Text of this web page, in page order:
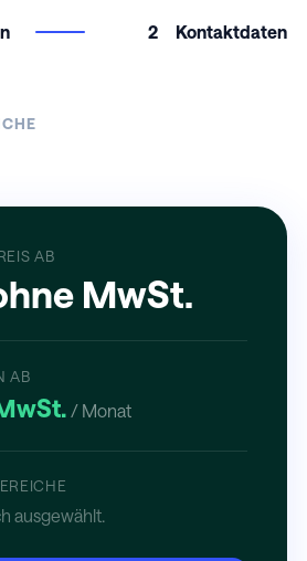
2 Kontaktdaten
AB
MwSt.
AB
/ Monat
ausgewählt.